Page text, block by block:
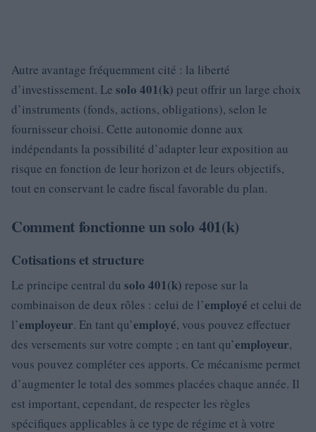
Autre avantage fréquemment cité : la liberté
d’investissement. Le solo 401(k) peut offrir un large choix
d’instruments (fonds, actions, obligations), selon le
fournisseur choisi. Cette autonomie donne aux
indépendants la possibilité d’adapter leur exposition au
risque en fonction de leur horizon et de leurs objectifs,
tout en conservant le cadre fiscal favorable du plan.
Comment fonctionne un solo 401(k)
Cotisations et structure
Le principe central du solo 401(k) repose sur la
combinaison de deux rôles : celui de l’employé et celui de
l’employeur. En tant qu’employé, vous pouvez effectuer
des versements sur votre compte ; en tant qu’employeur,
vous pouvez compléter ces apports. Ce mécanisme permet
d’augmenter le total des sommes placées chaque année. Il
est important, cependant, de respecter les règles
spécifiques applicables à ce type de régime et à votre